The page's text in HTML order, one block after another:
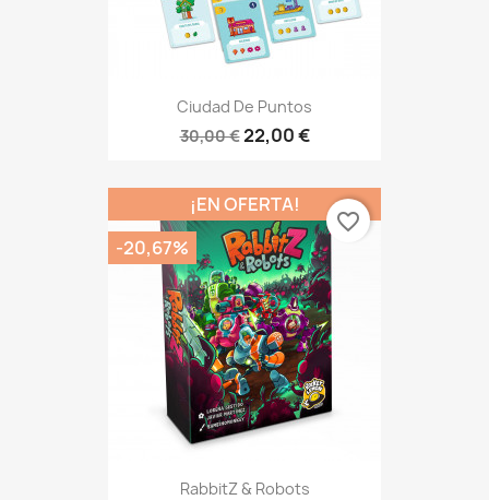
Ciudad De Puntos
30,00 €22,00 €
RabbitZ & Robots
¡EN OFERTA!
-20,67%
favorite_border